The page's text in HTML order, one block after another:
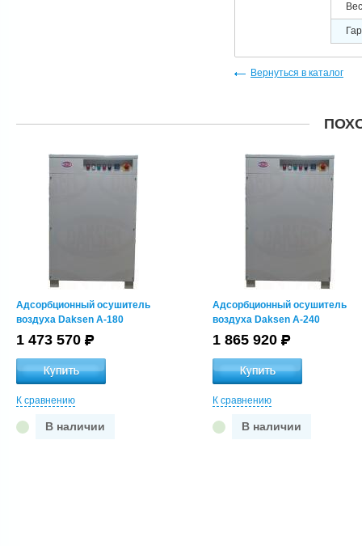
Вернуться в каталог
Адсорбционный осушитель
воздуха Daksen A-180
1 473 570
К сравнению
В наличии
Адсорбционный осушитель
воздуха Daksen A-240
1 865 920
К сравнению
В наличии